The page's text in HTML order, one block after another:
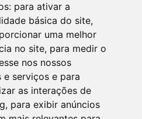
para ativar a
básica do site,
uma melhor
no site, para medir o
nos nossos
e serviços e para
as interações de
, para exibir anúncios
98131-3801.
em horário comercial
feira de 12h às 19h.
pelo Fale Conosco.